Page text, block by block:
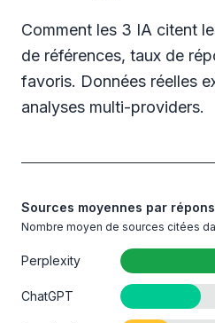
Comment les 3 IA citent
de références, taux de
favoris. Données réelles
analyses multi-providers.
Sources moyennes par
Nombre moyen de sources citées
Perplexity
ChatGPT